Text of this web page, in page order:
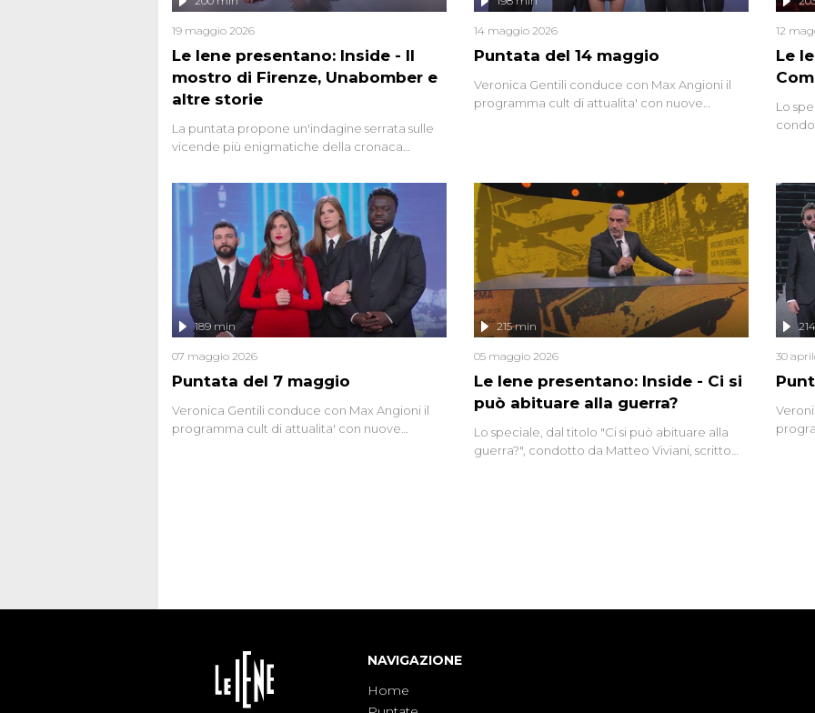
Le Iene presentano: Inside - Il
mostro di Firenze, Unabomber e
altre storie
19 maggio 2026
La puntata propone un'indagine serrata sulle
vicende più enigmatiche della cronaca
seriale responsabile di decine di attentati tra
gli anni '90 e il 2000 che, inquietantemente,
potrebbe essere ancora in libertà. Lo speciale
affronta inoltre le zone d'ombra sul Mostro di
Firenze, le cui responsabilità appaiono ancora
oggi avvolte in un groviglio di dubbi mai
chiariti. Nel corso dello speciale anche
l'intervista inedita a Olindo Romano, realizzata
ne...
Puntata del 14 maggio
14 maggio 2026
Veronica Gentili conduce con Max Angioni il
programma cult di attualita' con nuove
Le
12
Lo
e
Puntata del 7 maggio
189 min
07 maggio 2026
Veronica Gentili conduce con Max Angioni il
programma cult di attualita' con nuove
Le Iene presentano: Inside - Ci si
può abituare alla guerra?
215 min
05 maggio 2026
Lo speciale, dal titolo "Ci si può abituare alla
guerra?", condotto da Matteo Viviani, scritto
30
NAVIGAZIONE
Home